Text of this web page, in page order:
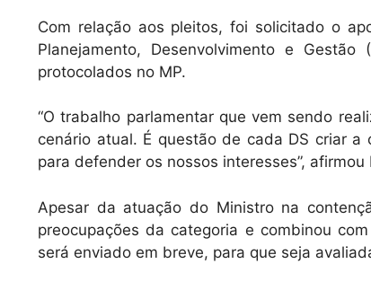
Com relação aos pleitos, foi solicitado o
Planejamento, Desenvolvimento e
protocolados no MP.
“O trabalho parlamentar que vem sendo
cenário atual. É questão de cada DS criar
para defender os nossos interesses”,
Apesar da atuação do Ministro na
preocupações da categoria e combinou
será enviado em breve, para que seja